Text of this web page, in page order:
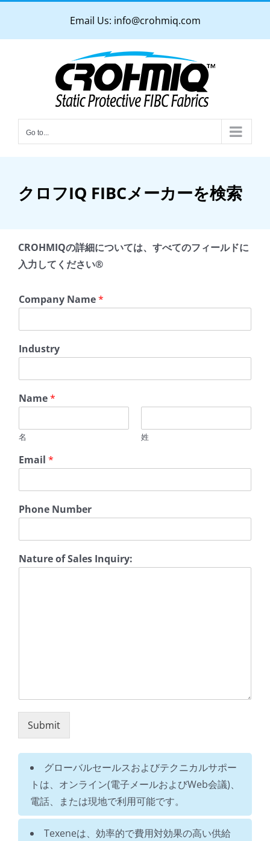
content
Email Us: info@crohmiq.com
Go to...
クロフIQ FIBCメーカーを検索
CROHMIQの詳細については、すべてのフィールドに
入力してください®
N
u
b
r
u
b
r
M
s
e
Company Name*
Industry
Name*
名 姓
Email *
Phone Number
Nature of Sales Inquiry:
Submit
グローバルセールスおよびテクニカルサポー
トは、オンライン(電子メールおよびWeb会議)、
電話、または現地で利用可能です。
Texeneは、効率的で費用対効果の高い供給